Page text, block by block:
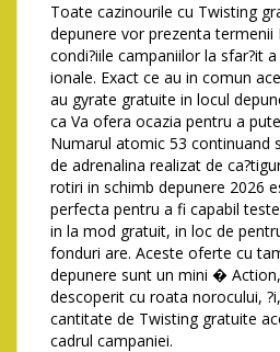
Toate cazinourile cu Twisting
depunere vor prezenta termenii
condi?iile campaniilor la sfar?it
ionale. Exact ce au in comun
au gyrate gratuite in locul
ca Va ofera ocazia pentru a
Numarul atomic 53 continuand
de adrenalina realizat de
rotiri in schimb depunere 2026
perfecta pentru a fi capabil
in la mod gratuit, in loc de
fonduri are. Aceste oferte cu
depunere sunt un mini �
descoperit cu roata norocului,
cantitate de Twisting gratuite
cadrul campaniei.